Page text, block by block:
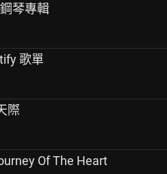
琴專輯
歌單
際
Of The Heart